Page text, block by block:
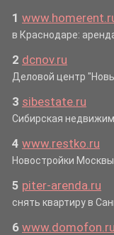
1
в Краснодаре:
2 dcnov.ru
Деловой центр
3 sibestate.ru
Сибирская
4 www.restko.ru
Новостройки
5 piter-arenda.ru
снять квартиру в
6 www.domofon.ru